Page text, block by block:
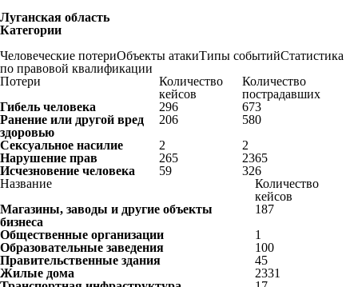
Луганская область
Категории
Человеческие потериОбъекты атакиТипы событийСтатистика
по правовой квалификации
Потери
Количество
кейсов
Количество
пострадавших
Гибель человека
296
673
Ранение или другой вред
здоровью
206
580
Сексуальное насилие
2
2
Нарушение прав
265
2365
Исчезновение человека
59
326
Название
Количество
кейсов
Магазины, заводы и другие объекты
бизнеса
187
Общественные организации
1
Образовательные заведения
100
Правительственные здания
45
Жилые дома
2331